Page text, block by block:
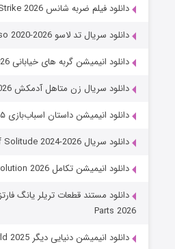
دانلود فیلم ضربه شانس Lucky Strike 2026
دانلود سریال تد لاسو Ted Lasso 2020-2026
دانلود انیمیشن گربه های خیابانی Alley Cats 2026
دانلود سریال زن متاهل آدمکش A Bona Fide Killer 2026
دانلود انیمیشن داستان اسباب‌بازی ۵ Toy Story 5 (2026)
دانلود سریال One Hundred Years of Solitude 2024-2026
دانلود انیمیشن تکامل Evolution 2026
Parts 2026
دانلود انیمیشن دنیایی دیگر Another World 2025